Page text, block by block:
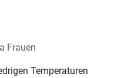
Frauen
Temperaturen